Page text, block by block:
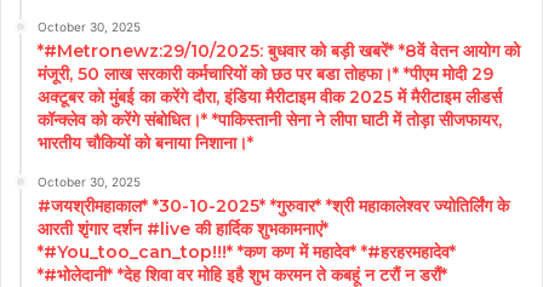
October 30, 2025
*#Metronewz:29/10/2025: बुधवार को बड़ी खबरें* *8वें वेतन आयोग को
मंजूरी, 50 लाख सरकारी कर्मचारियों को छठ पर बडा तोहफा।* *पीएम मोदी 29
अक्टूबर को मुंबई का करेंगे दौरा, इंडिया मैरीटाइम वीक 2025 में मैरीटाइम लीडर्स
कॉन्क्लेव को करेंगे संबोधित।* *पाकिस्तानी सेना ने लीपा घाटी में तोड़ा सीजफायर,
भारतीय चौकियों को बनाया निशाना।*
October 30, 2025
#जयश्रीमहाकाल* *30-10-2025* *गुरुवार* *श्री महाकालेश्वर ज्योतिर्लिंग के
आरती शृंगार दर्शन #live की हार्दिक शुभकामनाएं*
*#You_too_can_top!!!* *कण कण में महादेव* *#हरहरमहादेव*
*#भोलेदानी* *देह शिवा वर मोहि इहै शुभ करमन ते कबहूं न टरौं न डरौं*